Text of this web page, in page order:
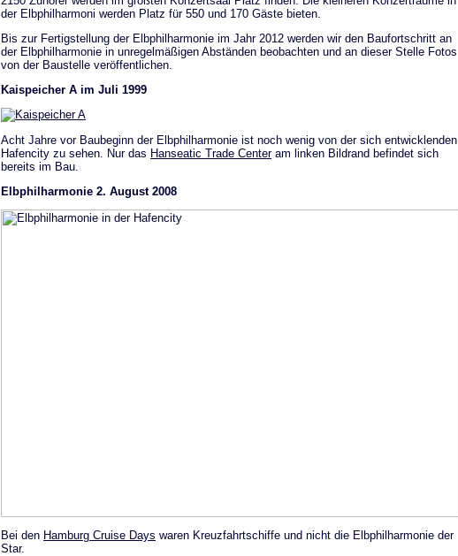
der Elbphilharmoni werden Platz für 550 und 170 Gäste bieten.
Bis zur Fertigstellung der Elbphilharmonie im Jahr 2012 werden wir den Baufortschritt an
der Elbphilharmonie in unregelmäßigen Abständen beobachten und an dieser Stelle Fotos
von der Baustelle veröffentlichen.
Kaispeicher A im Juli 1999
Acht Jahre vor Baubeginn der Elbphilharmonie ist noch wenig von der sich entwicklenden
Hafencity zu sehen. Nur das Hanseatic Trade Centeram linken Bildrand befindet sich
bereits im Bau.
Elbphilharmonie 2. August 2008
Bei den Hamburg Cruise Days waren Kreuzfahrtschiffe und nicht die Elbphilharmonie der
Star.